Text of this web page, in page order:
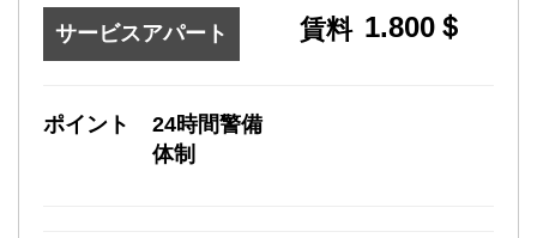
サービスアパート 賃料 1.800＄
ポイント
24時間警備
体制